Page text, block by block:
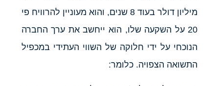
מיליון דולר בעוד 8 שנים, והוא מעוניין להרוויח פי
20 על השקעה שלו, הוא ייחשב את ערך החברה
הנוכחי על ידי חלוקה של השווי העתידי במכפיל
התשואה הצפויה. כלומר: